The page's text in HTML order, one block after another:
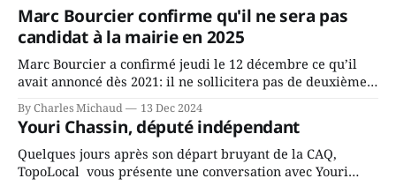
Marc Bourcier confirme qu'il ne sera pas
candidat à la mairie en 2025
Marc Bourcier a confirmé jeudi le 12 décembre ce qu’il
avait annoncé dès 2021: il ne sollicitera pas de deuxième
fait l’annonce en s’adressant aux employés de la ville,
rassemblés en soirée pour leur traditionnel souper
By Charles Michaud 13 Dec 2024
Youri Chassin, député indépendant
Quelques jours après son départ bruyant de la CAQ,
TopoLocal vous présente une conversation avec Youri